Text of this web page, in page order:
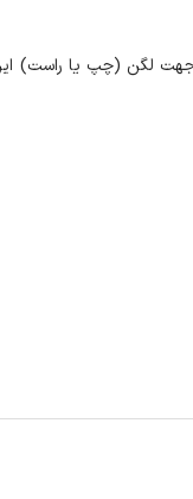
لگن (چپ یا راست)